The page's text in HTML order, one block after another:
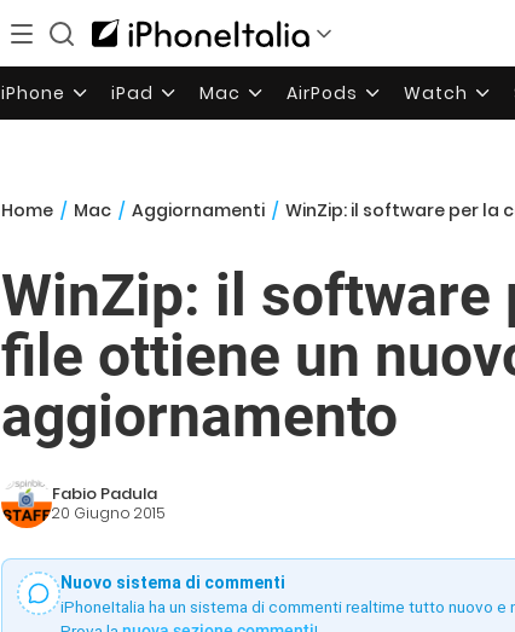
iPhone iPad Mac AirPods Watch
Home / Mac / Aggiornamenti / WinZip: il software per la
WinZip: il software
file ottiene un
aggiornamento
Fabio Padula
20 Giugno 2015
Nuovo sistema di commenti
iPhoneItalia ha un sistema di commenti realtime tutto nuovo